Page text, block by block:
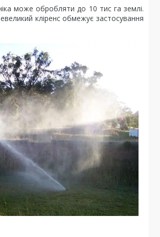
може обробляти до 10 тис га землі.
кліренс обмежує застосування